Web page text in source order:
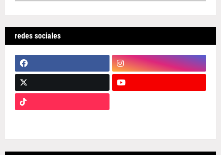
redes sociales